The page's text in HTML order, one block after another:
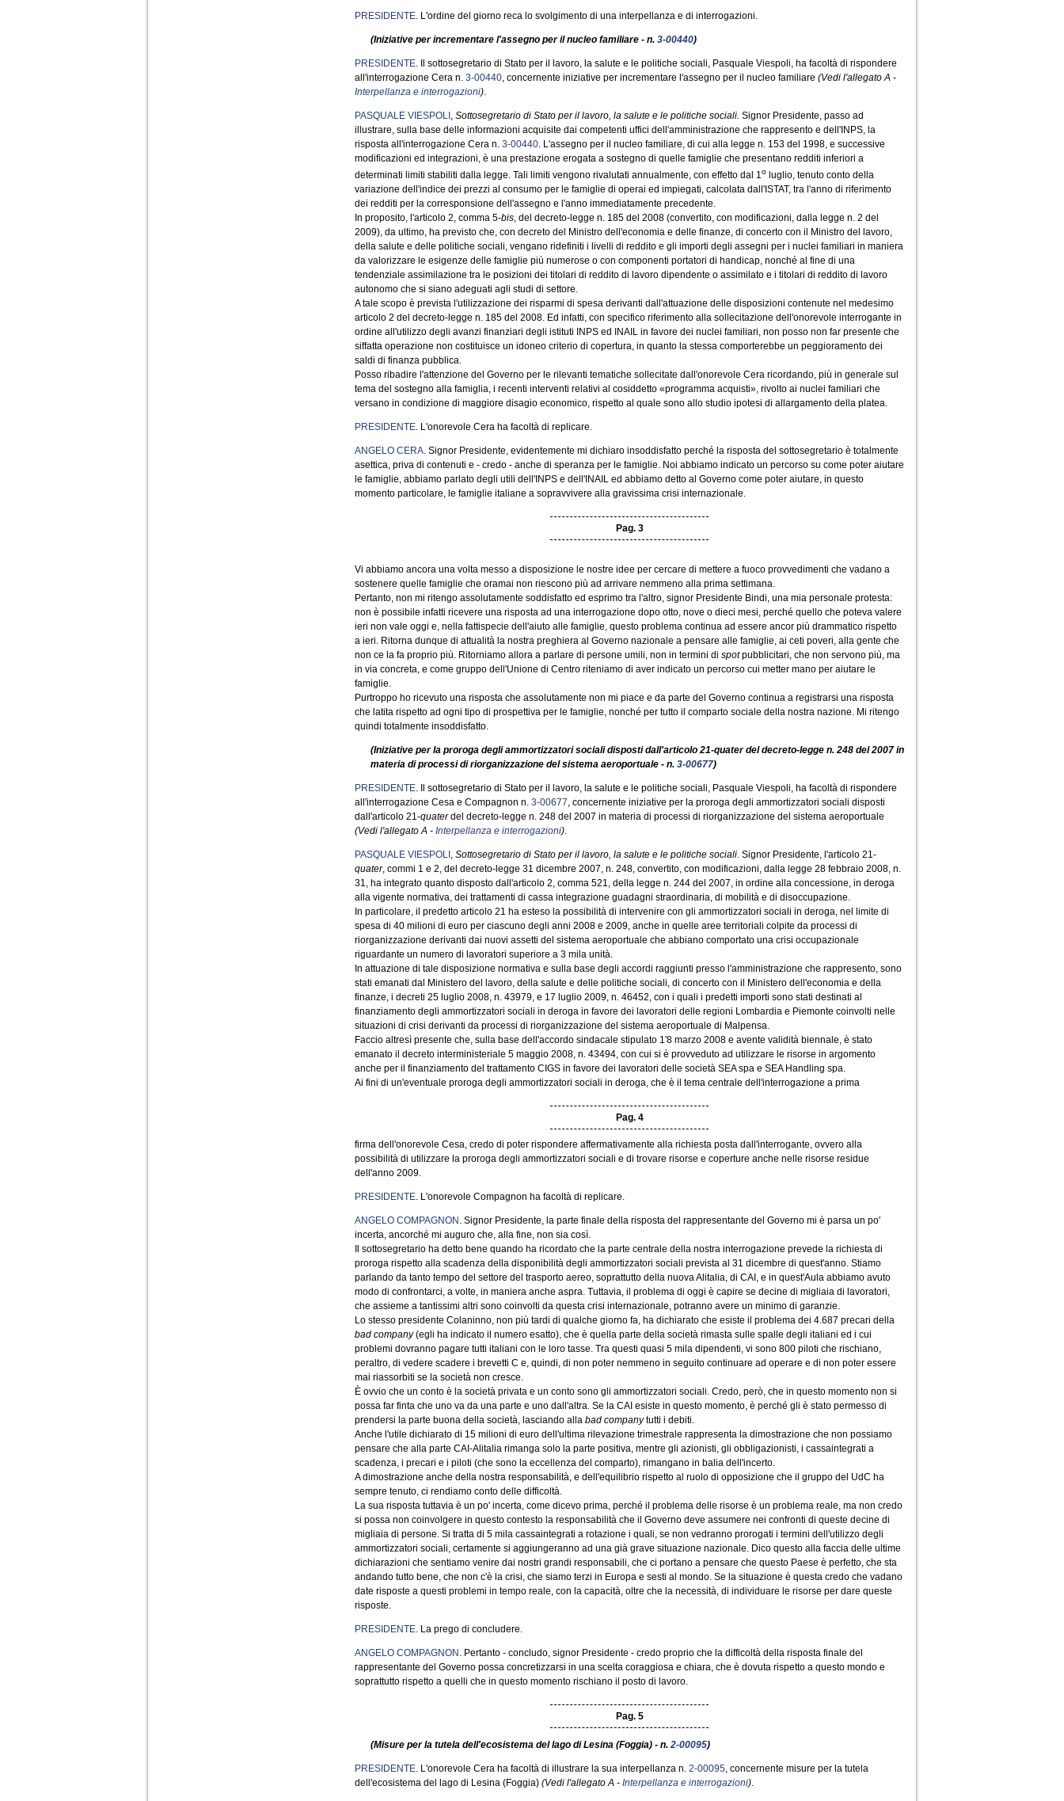
PRESIDENTE. L'ordine del giorno reca lo svolgimento di una interpellanza e di interrogazioni.
(Iniziative per incrementare l'assegno per il nucleo familiare - n. 3-00440)
PRESIDENTE. Il sottosegretario di Stato per il lavoro, la salute e le politiche sociali, Pasquale Viespoli, ha facoltà di rispondere
all'interrogazione Cera n. 3-00440, concernente iniziative per incrementare l'assegno per il nucleo familiare (Vedi l'allegato A -
Interpellanza e interrogazioni).
PASQUALE VIESPOLI , Sottosegretario di Stato per il lavoro, la salute e le politiche sociali. Signor Presidente, passo ad
illustrare, sulla base delle informazioni acquisite dai competenti uffici dell'amministrazione che rappresento e dell'INPS, la
risposta all'interrogazione Cera n. 3-00440. L'assegno per il nucleo familiare, di cui alla legge n. 153 del 1998, e successive
modificazioni ed integrazioni, è una prestazione erogata a sostegno di quelle famiglie che presentano redditi inferiori a
determinati limiti stabiliti dalla legge. Tali limiti vengono rivalutati annualmente, con effetto dal 1o luglio, tenuto conto della
variazione dell'indice dei prezzi al consumo per le famiglie di operai ed impiegati, calcolata dall'ISTAT, tra l'anno di riferimento
dei redditi per la corresponsione dell'assegno e l'anno immediatamente precedente.
In proposito, l'articolo 2, comma 5-bis, del decreto-legge n. 185 del 2008 (convertito, con modificazioni, dalla legge n. 2 del
2009), da ultimo, ha previsto che, con decreto del Ministro dell'economia e delle finanze, di concerto con il Ministro del lavoro,
della salute e delle politiche sociali, vengano ridefiniti i livelli di reddito e gli importi degli assegni per i nuclei familiari in maniera
da valorizzare le esigenze delle famiglie più numerose o con componenti portatori di handicap, nonché al fine di una
tendenziale assimilazione tra le posizioni dei titolari di reddito di lavoro dipendente o assimilato e i titolari di reddito di lavoro
autonomo che si siano adeguati agli studi di settore.
A tale scopo è prevista l'utilizzazione dei risparmi di spesa derivanti dall'attuazione delle disposizioni contenute nel medesimo
articolo 2 del decreto-legge n. 185 del 2008. Ed infatti, con specifico riferimento alla sollecitazione dell'onorevole interrogante in
ordine all'utilizzo degli avanzi finanziari degli istituti INPS ed INAIL in favore dei nuclei familiari, non posso non far presente che
siffatta operazione non costituisce un idoneo criterio di copertura, in quanto la stessa comporterebbe un peggioramento dei
saldi di finanza pubblica.
Posso ribadire l'attenzione del Governo per le rilevanti tematiche sollecitate dall'onorevole Cera ricordando, più in generale sul
tema del sostegno alla famiglia, i recenti interventi relativi al cosiddetto «programma acquisti», rivolto ai nuclei familiari che
versano in condizione di maggiore disagio economico, rispetto al quale sono allo studio ipotesi di allargamento della platea.
PRESIDENTE. L'onorevole Cera ha facoltà di replicare.
ANGELO CERA. Signor Presidente, evidentemente mi dichiaro insoddisfatto perché la risposta del sottosegretario è totalmente
asettica, priva di contenuti e - credo - anche di speranza per le famiglie. Noi abbiamo indicato un percorso su come poter aiutare
le famiglie, abbiamo parlato degli utili dell'INPS e dell'INAIL ed abbiamo detto al Governo come poter aiutare, in questo
momento particolare, le famiglie italiane a sopravvivere alla gravissima crisi internazionale.
Pag. 3
Vi abbiamo ancora una volta messo a disposizione le nostre idee per cercare di mettere a fuoco provvedimenti che vadano a
sostenere quelle famiglie che oramai non riescono più ad arrivare nemmeno alla prima settimana.
Pertanto, non mi ritengo assolutamente soddisfatto ed esprimo tra l'altro, signor Presidente Bindi, una mia personale protesta:
non è possibile infatti ricevere una risposta ad una interrogazione dopo otto, nove o dieci mesi, perché quello che poteva valere
ieri non vale oggi e, nella fattispecie dell'aiuto alle famiglie, questo problema continua ad essere ancor più drammatico rispetto
a ieri. Ritorna dunque di attualità la nostra preghiera al Governo nazionale a pensare alle famiglie, ai ceti poveri, alla gente che
non ce la fa proprio più. Ritorniamo allora a parlare di persone umili, non in termini di spotpubblicitari, che non servono più, ma
in via concreta, e come gruppo dell'Unione di Centro riteniamo di aver indicato un percorso cui metter mano per aiutare le
famiglie.
Purtroppo ho ricevuto una risposta che assolutamente non mi piace e da parte del Governo continua a registrarsi una risposta
che latita rispetto ad ogni tipo di prospettiva per le famiglie, nonché per tutto il comparto sociale della nostra nazione. Mi ritengo
quindi totalmente insoddisfatto.
(Iniziative per la proroga degli ammortizzatori sociali disposti dall'articolo 21-quater del decreto-legge n. 248 del 2007 in
materia di processi di riorganizzazione del sistema aeroportuale - n. 3-00677)
PRESIDENTE. Il sottosegretario di Stato per il lavoro, la salute e le politiche sociali, Pasquale Viespoli, ha facoltà di rispondere
all'interrogazione Cesa e Compagnon n. 3-00677, concernente iniziative per la proroga degli ammortizzatori sociali disposti
dall'articolo 21-quaterdel decreto-legge n. 248 del 2007 in materia di processi di riorganizzazione del sistema aeroportuale
(Vedi l'allegato A - Interpellanza e interrogazioni).
PASQUALE VIESPOLI , Sottosegretario di Stato per il lavoro, la salute e le politiche sociali. Signor Presidente, l'articolo 21-
quater, commi 1 e 2, del decreto-legge 31 dicembre 2007, n. 248, convertito, con modificazioni, dalla legge 28 febbraio 2008, n.
31, ha integrato quanto disposto dall'articolo 2, comma 521, della legge n. 244 del 2007, in ordine alla concessione, in deroga
alla vigente normativa, dei trattamenti di cassa integrazione guadagni straordinaria, di mobilità e di disoccupazione.
In particolare, il predetto articolo 21 ha esteso la possibilità di intervenire con gli ammortizzatori sociali in deroga, nel limite di
spesa di 40 milioni di euro per ciascuno degli anni 2008 e 2009, anche in quelle aree territoriali colpite da processi di
riorganizzazione derivanti dai nuovi assetti del sistema aeroportuale che abbiano comportato una crisi occupazionale
riguardante un numero di lavoratori superiore a 3 mila unità.
In attuazione di tale disposizione normativa e sulla base degli accordi raggiunti presso l'amministrazione che rappresento, sono
stati emanati dal Ministero del lavoro, della salute e delle politiche sociali, di concerto con il Ministero dell'economia e della
finanze, i decreti 25 luglio 2008, n. 43979, e 17 luglio 2009, n. 46452, con i quali i predetti importi sono stati destinati al
finanziamento degli ammortizzatori sociali in deroga in favore dei lavoratori delle regioni Lombardia e Piemonte coinvolti nelle
situazioni di crisi derivanti da processi di riorganizzazione del sistema aeroportuale di Malpensa.
Faccio altresì presente che, sulla base dell'accordo sindacale stipulato 1'8 marzo 2008 e avente validità biennale, è stato
emanato il decreto interministeriale 5 maggio 2008, n. 43494, con cui si è provveduto ad utilizzare le risorse in argomento
anche per il finanziamento del trattamento CIGS in favore dei lavoratori delle società SEA spa e SEA Handling spa.
Ai fini di un'eventuale proroga degli ammortizzatori sociali in deroga, che è il tema centrale dell'interrogazione a prima
Pag. 4
firma dell'onorevole Cesa, credo di poter rispondere affermativamente alla richiesta posta dall'interrogante, ovvero alla
possibilità di utilizzare la proroga degli ammortizzatori sociali e di trovare risorse e coperture anche nelle risorse residue
dell'anno 2009.
PRESIDENTE. L'onorevole Compagnon ha facoltà di replicare.
ANGELO COMPAGNON . Signor Presidente, la parte finale della risposta del rappresentante del Governo mi è parsa un po'
incerta, ancorché mi auguro che, alla fine, non sia così.
Il sottosegretario ha detto bene quando ha ricordato che la parte centrale della nostra interrogazione prevede la richiesta di
proroga rispetto alla scadenza della disponibilità degli ammortizzatori sociali prevista al 31 dicembre di quest'anno. Stiamo
parlando da tanto tempo del settore del trasporto aereo, soprattutto della nuova Alitalia, di CAI, e in quest'Aula abbiamo avuto
modo di confrontarci, a volte, in maniera anche aspra. Tuttavia, il problema di oggi è capire se decine di migliaia di lavoratori,
che assieme a tantissimi altri sono coinvolti da questa crisi internazionale, potranno avere un minimo di garanzie.
Lo stesso presidente Colaninno, non più tardi di qualche giorno fa, ha dichiarato che esiste il problema dei 4.687 precari della
bad company(egli ha indicato il numero esatto), che è quella parte della società rimasta sulle spalle degli italiani ed i cui
problemi dovranno pagare tutti italiani con le loro tasse. Tra questi quasi 5 mila dipendenti, vi sono 800 piloti che rischiano,
peraltro, di vedere scadere i brevetti C e, quindi, di non poter nemmeno in seguito continuare ad operare e di non poter essere
mai riassorbiti se la società non cresce.
È ovvio che un conto è la società privata e un conto sono gli ammortizzatori sociali. Credo, però, che in questo momento non si
possa far finta che uno va da una parte e uno dall'altra. Se la CAI esiste in questo momento, è perché gli è stato permesso di
prendersi la parte buona della società, lasciando alla bad companytutti i debiti.
Anche l'utile dichiarato di 15 milioni di euro dell'ultima rilevazione trimestrale rappresenta la dimostrazione che non possiamo
pensare che alla parte CAI-Alitalia rimanga solo la parte positiva, mentre gli azionisti, gli obbligazionisti, i cassaintegrati a
scadenza, i precari e i piloti (che sono la eccellenza del comparto), rimangano in balia dell'incerto.
A dimostrazione anche della nostra responsabilità, e dell'equilibrio rispetto al ruolo di opposizione che il gruppo del UdC ha
sempre tenuto, ci rendiamo conto delle difficoltà.
La sua risposta tuttavia è un po' incerta, come dicevo prima, perché il problema delle risorse è un problema reale, ma non credo
si possa non coinvolgere in questo contesto la responsabilità che il Governo deve assumere nei confronti di queste decine di
migliaia di persone. Si tratta di 5 mila cassaintegrati a rotazione i quali, se non vedranno prorogati i termini dell'utilizzo degli
ammortizzatori sociali, certamente si aggiungeranno ad una già grave situazione nazionale. Dico questo alla faccia delle ultime
dichiarazioni che sentiamo venire dai nostri grandi responsabili, che ci portano a pensare che questo Paese è perfetto, che sta
andando tutto bene, che non c'è la crisi, che siamo terzi in Europa e sesti al mondo. Se la situazione è questa credo che vadano
date risposte a questi problemi in tempo reale, con la capacità, oltre che la necessità, di individuare le risorse per dare queste
risposte.
PRESIDENTE. La prego di concludere.
ANGELO COMPAGNON . Pertanto - concludo, signor Presidente - credo proprio che la difficoltà della risposta finale del
rappresentante del Governo possa concretizzarsi in una scelta coraggiosa e chiara, che è dovuta rispetto a questo mondo e
soprattutto rispetto a quelli che in questo momento rischiano il posto di lavoro.
Pag. 5
(Misure per la tutela dell'ecosistema del lago di Lesina (Foggia) - n. 2-00095)
PRESIDENTE. L'onorevole Cera ha facoltà di illustrare la sua interpellanza n. 2-00095, concernente misure per la tutela
dell'ecosistema del lago di Lesina (Foggia) (Vedi l'allegato A - Interpellanza e interrogazioni).